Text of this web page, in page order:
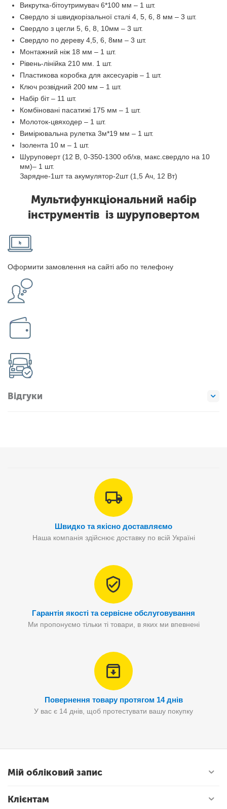
Викрутка-бітоутримувач 6*100 мм – 1 шт.
Свердло зі швидкорізальної сталі 4, 5, 6, 8 мм – 3 шт.
Свердло з цегли 5, 6, 8, 10мм – 3 шт.
Свердло по дереву 4,5, 6, 8мм – 3 шт.
Монтажний ніж 18 мм – 1 шт.
Рівень-лінійка 210 мм. 1 шт.
Пластикова коробка для аксесуарів – 1 шт.
Ключ розвідний 200 мм – 1 шт.
Набір біт – 11 шт.
Комбіновані пасатижі 175 мм – 1 шт.
Молоток-цвяходер – 1 шт.
Вимірювальна рулетка 3м*19 мм – 1 шт.
Ізолента 10 м – 1 шт.
Шуруповерт (12 В, 0-350-1300 об/хв, макс.свердло на 10
мм)– 1 шт.
Зарядне-1шт та акумулятор-2шт (1,5 Ач, 12 Вт)
Мультифункціональний набір
інструментів із шуруповертом
Оформити замовлення на сайті або по телефону
Відгуки
Швидко та якісно доставляємо
Наша компанія здійснює доставку по всій Україні
Гарантія якості та сервісне обслуговування
Ми пропонуємо тільки ті товари, в яких ми впевнені
Повернення товару протягом 14 днів
У вас є 14 днів, щоб протестувати вашу покупку
Мій обліковий запис
Клієнтам